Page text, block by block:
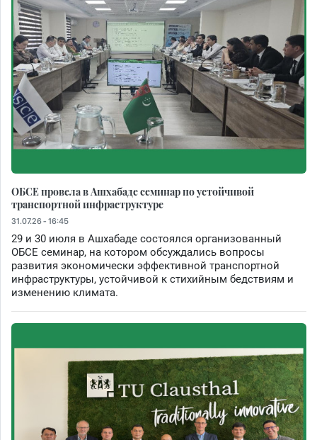
ОБСЕ провела в Ашхабаде семинар по устойчивой
транспортной инфраструктуре
31.07.26 - 16:45
29 и 30 июля в Ашхабаде состоялся организованный
ОБСЕ семинар, на котором обсуждались вопросы
развития экономически эффективной транспортной
инфраструктуры, устойчивой к стихийным бедствиям и
изменению климата.